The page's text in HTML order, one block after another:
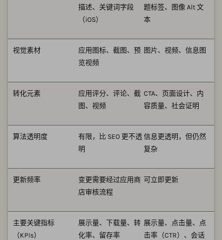
描述、关键词字段
（iOS）
题标签、图像 Alt 文
本
视觉素材
应用图标、截图、预
览视频
图片、视频、信息图
转化元素
应用评分、评论、截
图、视频
CTA、页面设计、内
容质量、社会证明
算法透明度
有限，比 SEO 更不透
明
信息更透明，但仍然
复杂
更新频率
变更需要经过应用商
店审核流程
可立即更新
主要关键指标
（KPIs）
展示量、下载量、转
化率、留存率
展示量、点击量、点
击率（CTR）、会话